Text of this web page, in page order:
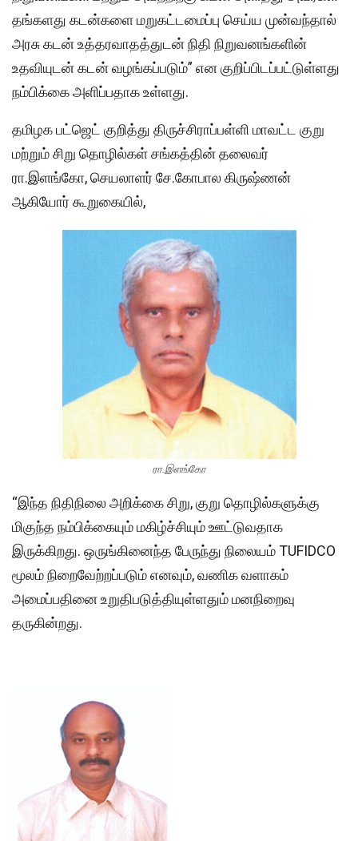
தங்களது கடன்களை மறுகட்டமைப்பு செய்ய முன்வந்தால்
அரசு கடன் உத்தரவாதத்துடன் நிதி நிறுவனங்களின்
உதவியுடன் கடன் வழங்கப்படும்” என குறிப்பிடப்பட்டுள்ளது
நம்பிக்கை அளிப்பதாக உள்ளது.
தமிழக பட்ஜெட் குறித்து திருச்சிராப்பள்ளி மாவட்ட குறு
மற்றும் சிறு தொழில்கள் சங்கத்தின் தலைவர்
ரா.இளங்கோ, செயலாளர் சே.கோபால கிருஷ்ணன்
ஆகியோர் கூறுகையில்,
ரா.இளங்கோ
“இந்த நிதிநிலை அறிக்கை சிறு, குறு தொழில்களுக்கு
மிகுந்த நம்பிக்கையும் மகிழ்ச்சியும் ஊட்டுவதாக
இருக்கிறது. ஒருங்கினைந்த பேருந்து நிலையம் TUFIDCO
மூலம் நிறைவேற்றப்படும் எனவும், வணிக வளாகம்
அமைப்பதினை உறுதிபடுத்தியுள்ளதும் மனநிறைவு
தருகின்றது.